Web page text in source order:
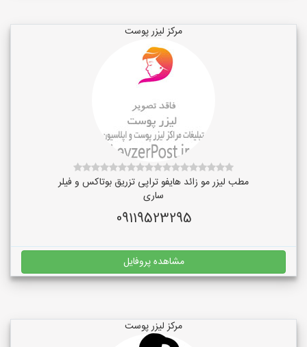
مرکز لیزر پوست
مطب لیزر مو زائد هایفو تراپی تزریق بوتاکس و فیلر
ساری
09119523295
مشاهده پروفایل
مرکز لیزر پوست